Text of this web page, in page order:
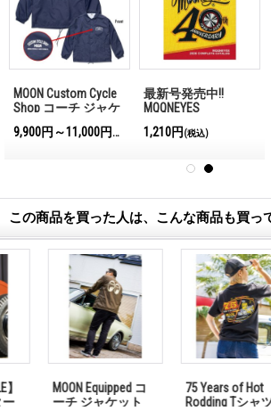
MOON Custom Cycle
Shop コーチ ジャケ
9,900円～11,000円
(税込)
最新号発売中!!
MQQNEYES
Magazine No.28 2026
1,210円 (税込)
この商品を買った人は、こんな商品も買っ
MOON Equipped コ
ーチ ジャケット
75 Years of Hot
Rodding Tシャツ